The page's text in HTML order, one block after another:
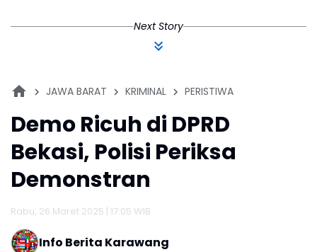
Next Story
JAWA BARAT KRIMINAL PERISTIWA
Demo Ricuh di DPRD
Bekasi, Polisi Periksa
Demonstran
Rabu, 26 Maret 2025 | 17:05 WIB
Info Berita Karawang